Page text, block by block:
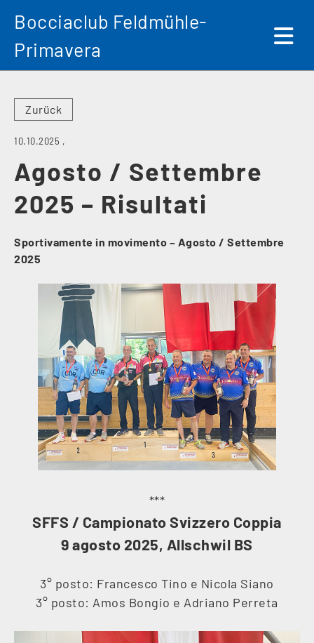
Bocciaclub Feldmühle-
Primavera
Zurück
10.10.2025 ,
Agosto / Settembre
2025 – Risultati
Sportivamente in movimento – Agosto / Settembre
2025
***
SFFS / Campionato Svizzero Coppia
9 agosto 2025, Allschwil BS
3° posto: Francesco Tino e Nicola Siano
3° posto: Amos Bongio e Adriano Perreta